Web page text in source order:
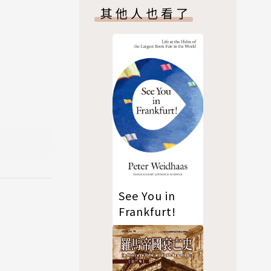
杉磯等
詩〈小
其他人也看了
See You in
Frankfurt!